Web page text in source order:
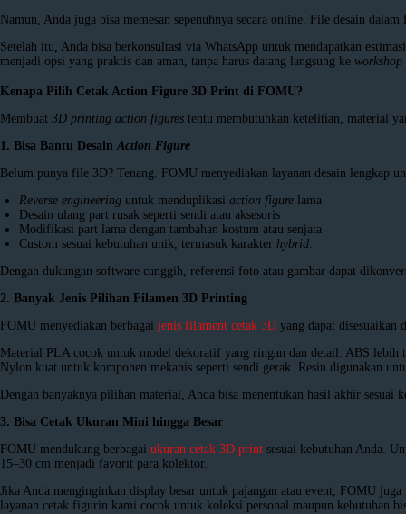
Namun, Anda juga bisa memesan sepenuhnya secara online. File desain
Setelah itu, Anda bisa berkonsultasi via WhatsApp untuk mendapatkan
menjadi opsi yang praktis dan aman, tanpa harus datang langsung ke workshop
Kenapa Pilih Cetak Action Figure 3D Print di FOMU?
Membuat 3D printing action figures tentu membutuhkan ketelitian, material
1. Bisa Bantu Desain Action Figure
Belum punya file 3D? Tenang. FOMU menyediakan layanan desain lengkap
Reverse engineering untuk menduplikasi action figure lama
Desain ulang part rusak seperti sendi atau aksesoris
Modifikasi part lama dengan tambahan kostum atau senjata
Custom sesuai kebutuhan unik, termasuk karakter hybrid
Dengan dukungan software canggih, referensi foto atau gambar dapat
2. Banyak Jenis Pilihan Filamen 3D Printing
FOMU menyediakan berbagai jenis filament cetak 3D yang dapat disesuaikan
Material PLA cocok untuk model dekoratif yang ringan dan detail. ABS lebih
Nylon kuat untuk komponen mekanis seperti sendi gerak. Resin digunakan
Dengan banyaknya pilihan material, Anda bisa menentukan hasil akhir
3. Bisa Cetak Ukuran Mini hingga Besar
FOMU mendukung berbagai ukuran cetak 3D print sesuai kebutuhan Anda.
15–30 cm menjadi favorit para kolektor.
Jika Anda menginginkan display besar untuk pajangan atau event, FOMU
layanan cetak figurin kami cocok untuk koleksi personal maupun kebutuhan